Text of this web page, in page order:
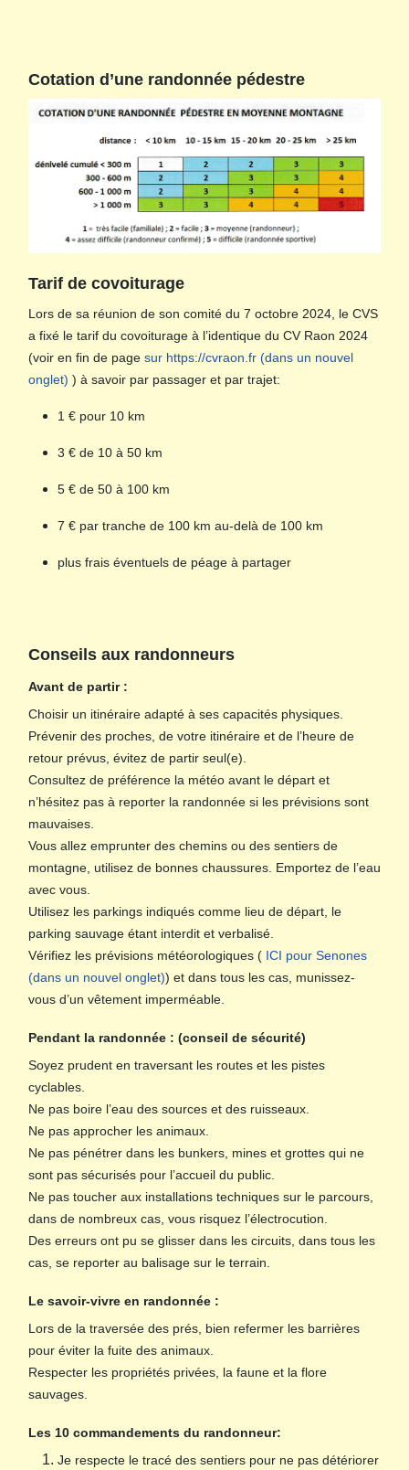
Cotation d’une randonnée pédestre
Tarif de covoiturage
Lors de sa réunion de son comité du 7 octobre 2024, le CVS
a fixé le tarif du covoiturage à l’identique du CV Raon 2024
(voir en fin de page sur https://cvraon.fr (dans un nouvel
onglet) ) à savoir par passager et par trajet:
1 € pour 10 km
3 € de 10 à 50 km
5 € de 50 à 100 km
7 € par tranche de 100 km au-delà de 100 km
plus frais éventuels de péage à partager
Conseils aux randonneurs
Avant de partir :
Choisir un itinéraire adapté à ses capacités physiques.
Prévenir des proches, de votre itinéraire et de l’heure de
retour prévus, évitez de partir seul(e).
Consultez de préférence la météo avant le départ et
n’hésitez pas à reporter la randonnée si les prévisions sont
mauvaises.
Vous allez emprunter des chemins ou des sentiers de
montagne, utilisez de bonnes chaussures. Emportez de l’eau
avec vous.
Utilisez les parkings indiqués comme lieu de départ, le
parking sauvage étant interdit et verbalisé.
Vérifiez les prévisions météorologiques ( ICI pour Senones
(dans un nouvel onglet)) et dans tous les cas, munissez-
vous d’un vêtement imperméable.
Pendant la randonnée : (conseil de sécurité)
Soyez prudent en traversant les routes et les pistes
cyclables.
Ne pas boire l’eau des sources et des ruisseaux.
Ne pas approcher les animaux.
Ne pas pénétrer dans les bunkers, mines et grottes qui ne
sont pas sécurisés pour l’accueil du public.
Ne pas toucher aux installations techniques sur le parcours,
dans de nombreux cas, vous risquez l’électrocution.
Des erreurs ont pu se glisser dans les circuits, dans tous les
cas, se reporter au balisage sur le terrain.
Le savoir-vivre en randonnée :
Lors de la traversée des prés, bien refermer les barrières
pour éviter la fuite des animaux.
Respecter les propriétés privées, la faune et la flore
sauvages.
Les 10 commandements du randonneur:
Je respecte le tracé des sentiers pour ne pas détériorer